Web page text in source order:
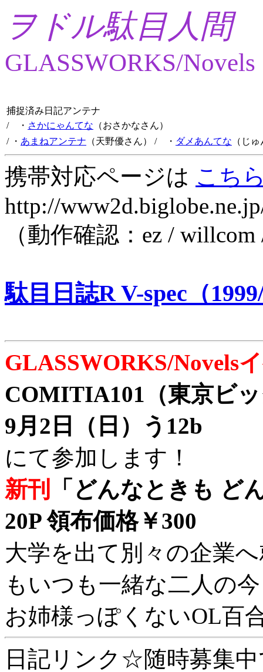
ヲドル駄目人間
GLASSWORKS/Novels
捕捉済み日記アンテナ
/ ・ さかにゃんてな （おさかなさん）
/ ・ あまねアンテナ （天野優さん） / ・ ダメあんてな （じ
携帯対応ページは こち
http://
（動作確認：ez /
駄目日誌R V-spec（
GLASSWORKS/Novels
COMITIA101（東京ビ
9月2日（日）う12b
にて参加します！
新刊
「どんなときも ど
20P 領布価格￥300
大学を出て別々の企業
もいつも一緒な二人の
お姉様っぽくないOL百
日記リンク☆随時募集